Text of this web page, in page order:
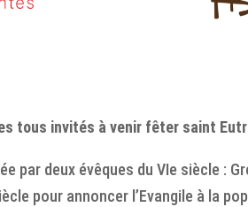
tous invités à venir fêter saint
par deux évêques du VIe siècle :
pour annoncer l’Evangile à la